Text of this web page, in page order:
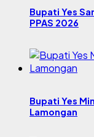
Bupati Yes
PPAS 2026
Bupati Yes
Lamongan